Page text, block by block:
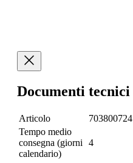
Documenti tecnici
Articolo
703800724
Tempo medio
consegna (giorni
calendario)
4